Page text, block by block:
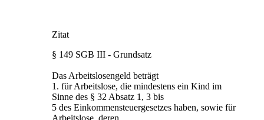
Zitat
§ 149 SGB III - Grundsatz
Das Arbeitslosengeld beträgt
1. für Arbeitslose, die mindestens ein Kind im
Sinne des § 32 Absatz 1, 3 bis
5 des Einkommensteuergesetzes haben, sowie für
Arbeitslose, deren